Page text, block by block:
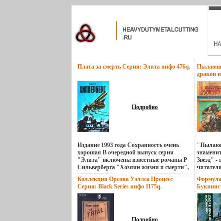
Плата за смерть Серия: Элита инфо 476q.
Подробно
Издание 1993 года Сохранность очень
хорошая В очередной выпуск серии
"Элита" включены известные романы Р
Сильверберга "Хозяин жизни и смерти",
"Через миллиард лет", "Пасынбьлиъки
Земли" и повести "Пламя и молот" и
"Плата за смерть" Автор Роберт
Сильверберг Robert Silverberg Известный
американский фантаст, создавший
множество книг, вошедших в `золотой
фонд` американской и мировой научной
Коллекция Орсона Уэллса Процесс
Серия: Black Series инфо 1175q.
Подробно
дракон
Звезд" -
чем-то
и
г
00925-6
84x104/